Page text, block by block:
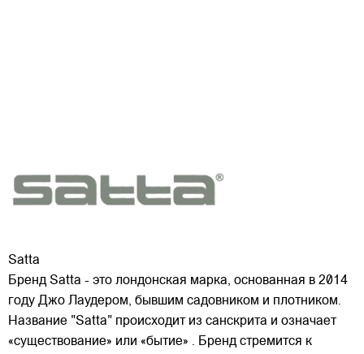
Satta
Бренд Satta - это лондонская марка, основанная в 2014
году Джо Лаудером, бывшим садовником и плотником.
Название "Satta" происходит из санскрита и означает
«существование» или «бытие» . Бренд стремится к